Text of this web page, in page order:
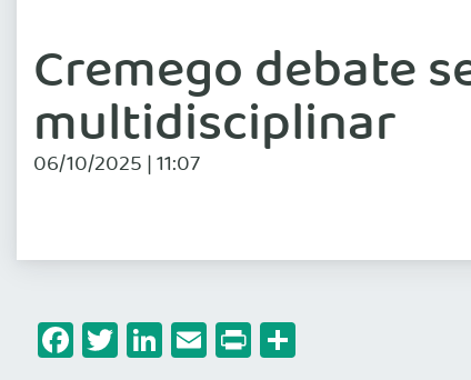
Cremego debate
multidisciplinar
06/10/2025 | 11:07
Facebook
Twitter
LinkedIn
Email
Print